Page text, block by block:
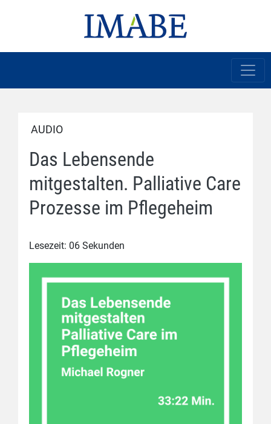
AUDIO
Das Lebensende
mitgestalten. Palliative Care
Prozesse im Pflegeheim
Lesezeit: 06 Sekunden